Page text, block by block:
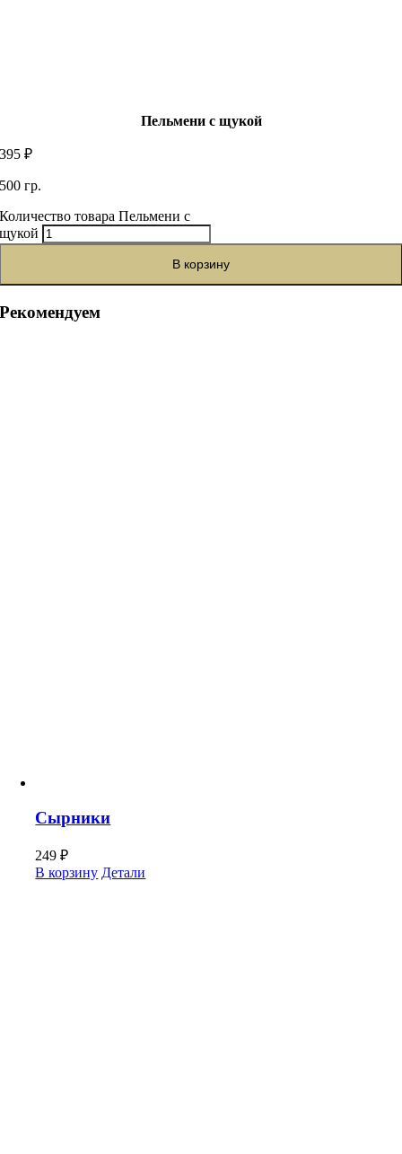
Пельмени с щукой
395₽
500 гр.
Количество товара Пельмени с
щукой
В корзину
Рекомендуем
Сырники
249₽
В корзину Детали